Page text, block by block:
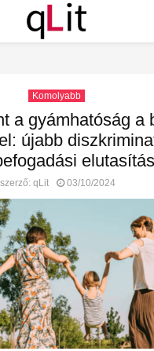
Komolyabb
a gyámhatóság a
újabb
elutasítás
szerző: qLit 03/10/2024